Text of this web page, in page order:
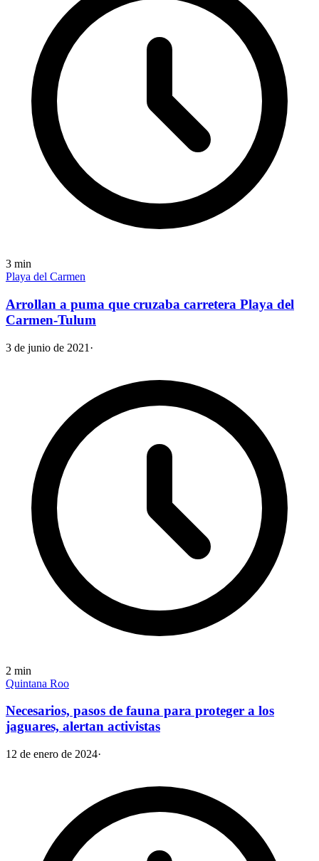
3 min
Playa del Carmen
Arrollan a puma que cruzaba carretera Playa del
Carmen-Tulum
3 de junio de 2021 ·
2 min
Quintana Roo
Necesarios, pasos de fauna para proteger a los
jaguares, alertan activistas
12 de enero de 2024·